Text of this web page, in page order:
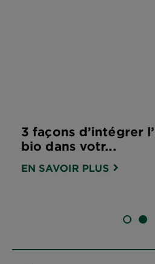
3 façons d’intégrer
bio dans votr...
EN SAVOIR PLUS